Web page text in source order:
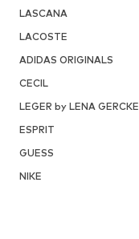
LASCANA
LACOSTE
ADIDAS ORIGINALS
CECIL
LEGER by LENA GERCKE
ESPRIT
GUESS
NIKE